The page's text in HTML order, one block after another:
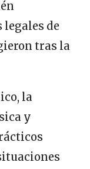
legales de
tras la
la
y